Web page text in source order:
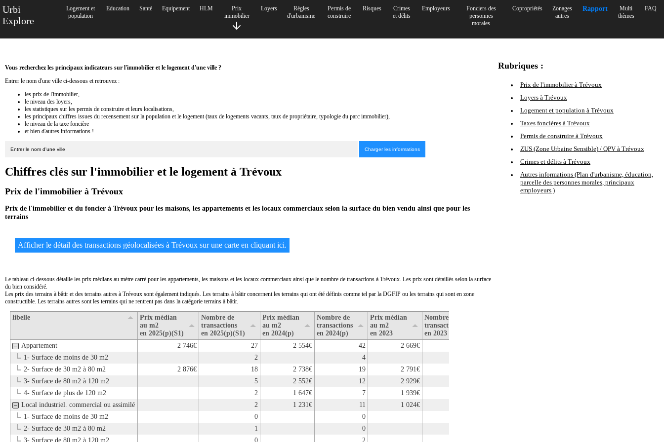
Urbi
Explore
Logement et
population
Education Santé Equipement HLM
Prix
immobilier
Loyers
Règles
d'urbanisme
Permis de
construire
Risques
Crimes
et délits
Employeurs
Fonciers des
personnes
morales
Copropriétés
Zonages
autres
Rapport
Multi
thèmes
FAQ
Rubriques :
Prix de l'immobilier à Trévoux
Loyers à Trévoux
Logement et population à Trévoux
Taxes foncières à Trévoux
Permis de construire à Trévoux
ZUS (Zone Urbaine Sensible) / QPV à Trévoux
Crimes et délits à Trévoux
Autres informations (Plan d'urbanisme, éducation,
parcelle des personnes morales, principaux
employeurs )
Vous recherchez les principaux indicateurs sur l'immobilier et le logement d'une ville ?
Entrer le nom d'une ville ci-dessous et retrouvez :
les prix de l'immobilier,
le niveau des loyers,
les statistiques sur les permis de construire et leurs localisations,
les principaux chiffres issues du recensement sur la population et le logement (taux de logements vacants, taux de propriétaire, typologie du parc immobilier),
le niveau de la taxe foncière
et bien d'autres informations !
Chiffres clés sur l'immobilier et le logement à Trévoux
Prix de l'immobilier à Trévoux
Prix de l'immobilier et du foncier à Trévoux pour les maisons, les appartements et les locaux commerciaux selon la surface du bien vendu ainsi que pour les
terrains
Afficher le détail des transactions géolocalisées à Trévoux sur une carte en cliquant ici.
Le tableau ci-dessous détaille les prix médians au mètre carré pour les appartements, les maisons et les locaux commerciaux ainsi que le nombre de transactions à Trévoux. Les prix sont détaillés selon la surface
du bien considéré.
Les prix des terrains à bâtir et des terrains autres à Trévoux sont également indiqués. Les terrains à bâtir concernent les terrains qui ont été définis comme tel par la DGFIP ou les terrains qui sont en zone
constructible. Les terrains autres sont les terrains qui ne rentrent pas dans la catégorie terrains à bâtir.
libelle
Prix médian
au m2
en 2025(p)(S1)
Nombre de
transactions
en 2025(p)(S1)
Prix médian
au m2
en 2024(p)
Nombre de
transactions
en 2024(p)
Prix médian
au m2
en 2023
Nombre de
transactions
en 2023
Appartement
2 746€ 27 2 554€ 42 2 669€
1- Surface de moins de 30 m2
2 4
2- Surface de 30 m2 à 80 m2
2 876€ 18 2 738€ 19 2 791€
3- Surface de 80 m2 à 120 m2
5 2 552€ 12 2 929€
4- Surface de plus de 120 m2
2 1 647€ 7 1 939€
Local industriel. commercial ou assimilé
2 1 231€ 11 1 024€
1- Surface de moins de 30 m2
0 0
2- Surface de 30 m2 à 80 m2
1 0
3- Surface de 80 m2 à 120 m2
0 2